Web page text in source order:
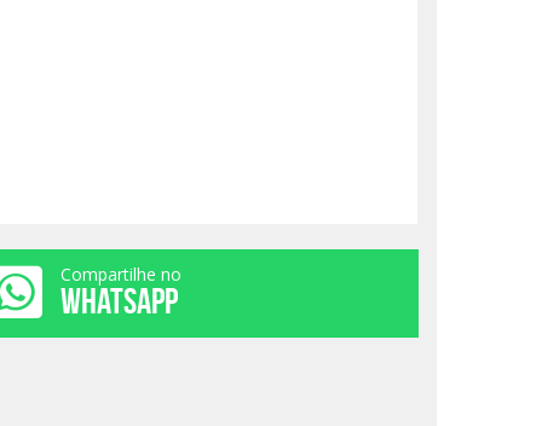
Compartilhe no
WHATSAPP